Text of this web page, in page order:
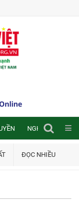
NGHIÊN CỨU
ĐỌC NHIỀU